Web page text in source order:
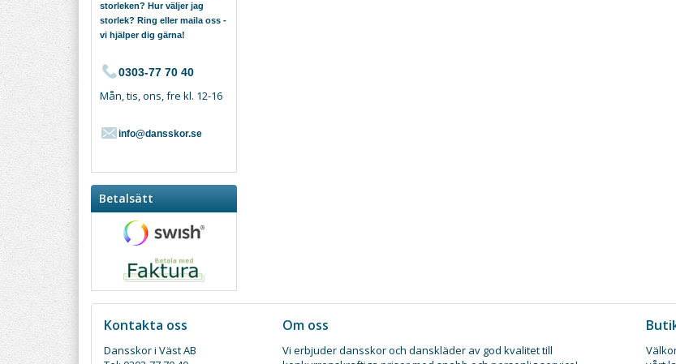
storleken? Hur väljer jag
storlek? Ring eller maila oss -
vi hjälper dig gärna!
0303-77 70 40
Mån, tis, ons, fre kl. 12-16
info@dansskor.se
Betalsätt
Kontakta oss
Dansskor i Väst AB
Om oss
Vi erbjuder dansskor och danskläder av god kvalitet till